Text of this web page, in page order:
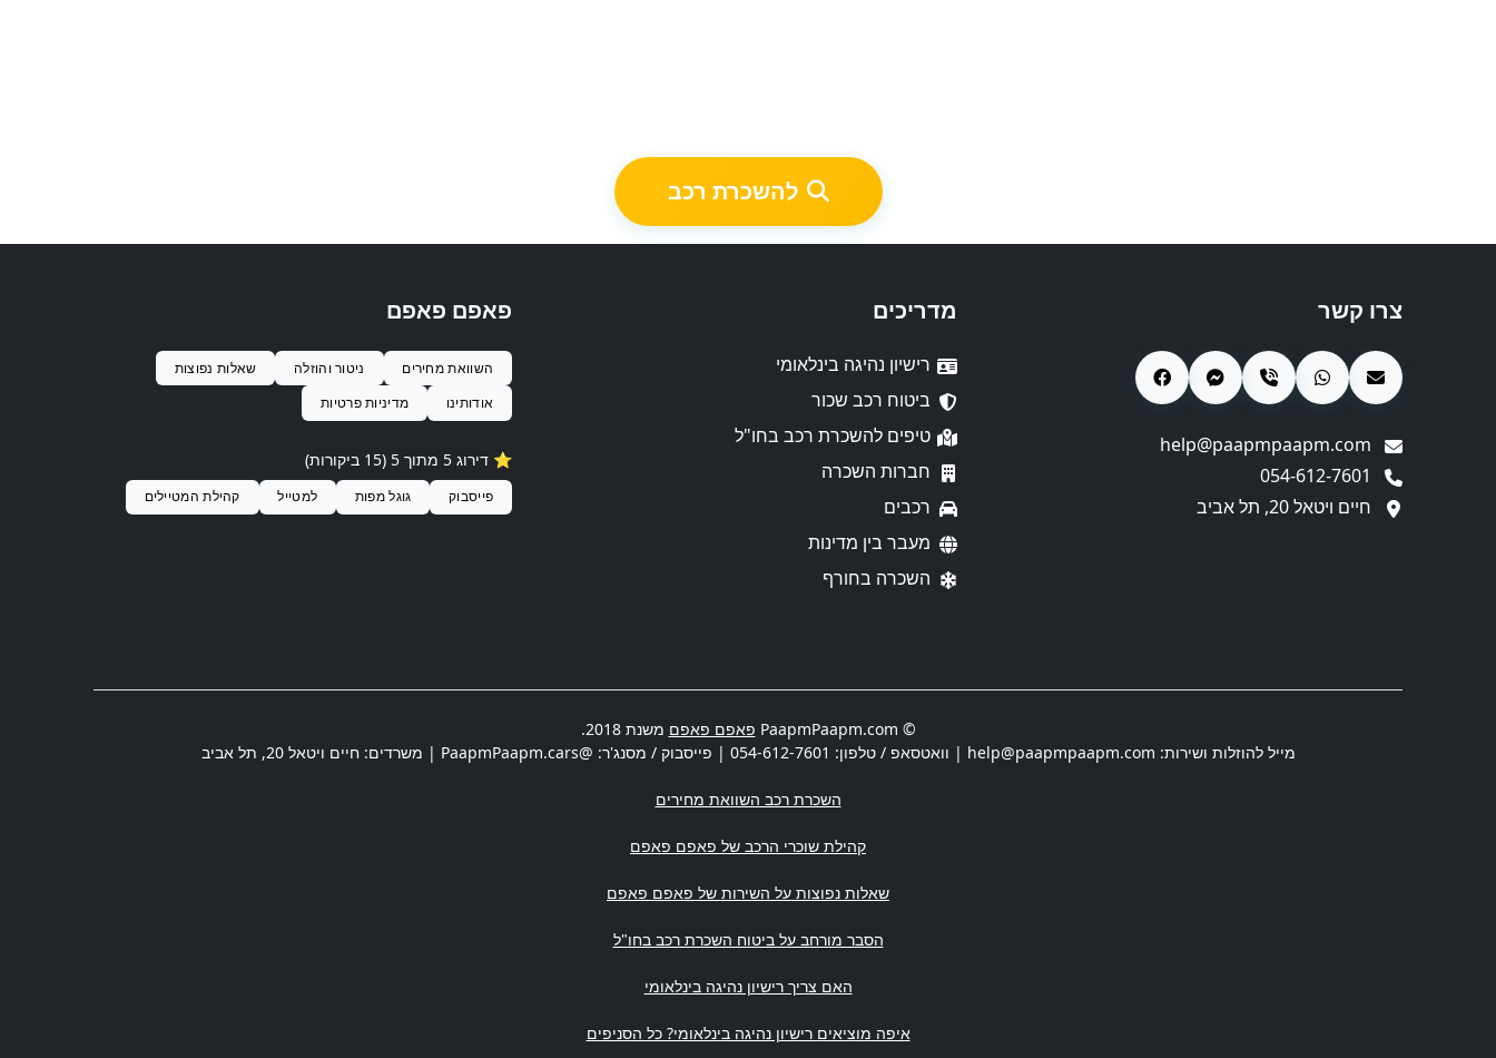
להשכרת רכב
צרו קשר
חיים ויטאל 20, תל אביב
מדריכים
רישיון נהיגה בינלאומי
ביטוח רכב שכור
טיפים להשכרת רכב בחו"ל
חברות השכרה
רכבים
מעבר בין מדינות
השכרה בחורף
פאפם פאפם
השוואת מחירים ניטור והוזלה
שאלות נפוצות
אודותינו
מדיניות פרטיות
⭐️ דירוג 5 מתוך 5 (15 ביקורות)
פייסבוק גוגל מפות למטייל קהילת המטיילים
© PaapmPaapm.com פאפם פאפם משנת 2018.
מייל להוזלות ושירות: help@paapmpaapm.com | וואטסאפ / טלפון: 054-612-7601 | פייסבוק / מסנג'ר: @PaapmPaapm.cars | משרדים: חיים ויטאל 20 , תל אביב
השכרת רכב השוואת מחירים
קהילת שוכרי הרכב של פאפם פאפם
שאלות נפוצות על השירות של פאפם פאפם
הסבר מורחב על ביטוח השכרת רכב בחו"ל
האם צריך רישיון נהיגה בינלאומי
איפה מוציאים רישיון נהיגה בינלאומי? כל הסניפים